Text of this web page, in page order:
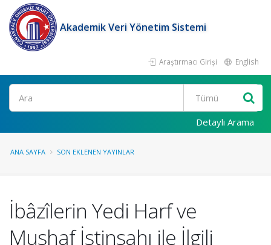
Akademik Veri Yönetim Sistemi
Araştırmacı Girişi English
Ara
Detaylı Arama
ANA SAYFA SON EKLENEN YAYINLAR
İbâzîlerin Yedi Harf ve
Mushaf İstinsahı ile İlgili